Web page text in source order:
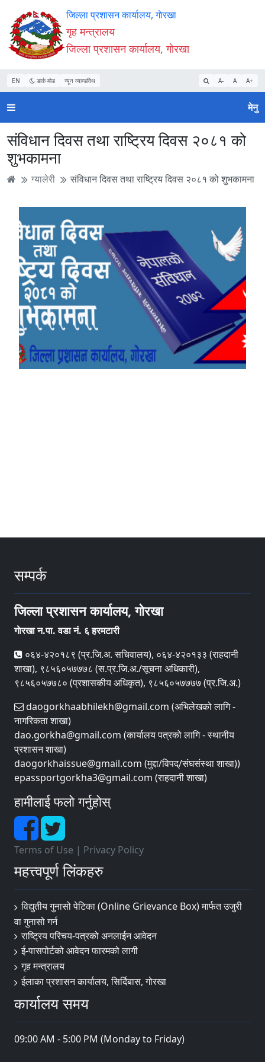
Accessibility
Mode
सुरु
गर्नुहोस्
सामाग्री
पढ्नुहाेस्
नेभिगेसन
पढ्नुहाेस्
वेबसाइट
खोजमा
जानुहोस्
जिल्ला प्रशासन कार्यालय, गाेरखा
गृह मन्त्रालय
जिल्ला प्रशासन कार्यालय, गाेरखा
EN डार्क मोड न्यून व्यान्डविथ A- A A+
मेनु
संविधान दिवस तथा राष्ट्रिय दिवस २०८१ को
शुभकामना
ग्यालेरी संविधान दिवस तथा राष्ट्रिय दिवस २०८१ को शुभकामना
सम्पर्क
जिल्ला प्रशासन कार्यालय, गाेरखा
गाेरखा न.पा. वडा नं. ६ हरमटारी
०६४-४२०१८९ (प्र.जि.अ. सचिवालय), ०६४-४२०१३३ (राहदानी
शाखा), ९८५६०५७७७८ (स.प्र.जि.अ./सूचना अधिकारी),
९८५६०५७७८० (प्रशासकीय अधिकृत), ९८५६०५७७७७ (प्र.जि.अ.)
daogorkhaabhilekh@gmail.com (अभिलेखको लागि -
नागरिकता शाखा)
dao.gorkha@gmail.com (कार्यालय पत्रको लागि - स्थानीय
प्रशासन शाखा)
daogorkhaissue@gmail.com (मुद्दा/विपद्/संघसंस्था शाखा))
epassportgorkha3@gmail.com (राहदानी शाखा)
हामीलाई फलो गर्नुहोस्
Terms of Use | Privacy Policy
महत्त्वपूर्ण लिंकहरु
विद्युतीय गुनासो पेटिका (Online Grievance Box) मार्फत उजुरी
वा गुनासो गर्न
राष्‍ट्रिय परिचय-पत्रको अनलाईन आवेदन
ई-पासपोर्टको आवेदन फारमको लागी
गृह मन्त्रालय
ईलाका प्रशासन कार्यालय, सिर्दिबास, गोरखा
कार्यालय समय
09:00 AM - 5:00 PM (Monday to Friday)